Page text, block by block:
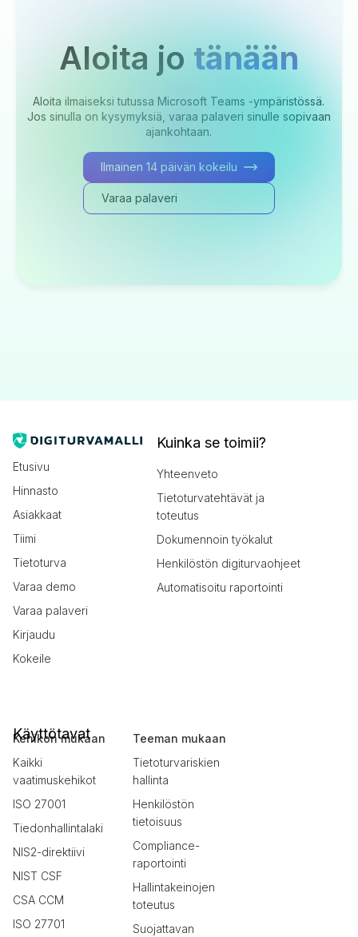
Aloita jo tänään
Aloita ilmaiseksi tutussa Microsoft Teams -ympäristössä.
Jos sinulla on kysymyksiä, varaa palaveri sinulle sopivaan
ajankohtaan.
Ilmainen 14 päivän kokeilu
Varaa palaveri
Etusivu
Hinnasto
Asiakkaat
Tiimi
Tietoturva
Varaa demo
Varaa palaveri
Kirjaudu
Kokeile
Kuinka se toimii?
Yhteenveto
Tietoturvatehtävät ja
toteutus
Dokumennoin työkalut
Henkilöstön digiturvaohjeet
Automatisoitu raportointi
Käyttötavat
Kehikon mukaan
Kaikki
vaatimuskehikot
ISO 27001
Tiedonhallintalaki
NIS2-direktiivi
NIST CSF
CSA CCM
ISO 27701
Teeman mukaan
Tietoturvariskien
hallinta
Henkilöstön
tietoisuus
Compliance-
raportointi
Hallintakeinojen
toteutus
Suojattavan